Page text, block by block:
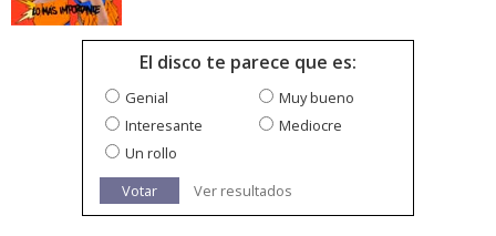
El disco te parece que es:
Genial
Muy bueno
Interesante
Mediocre
Un rollo
Votar
Ver resultados